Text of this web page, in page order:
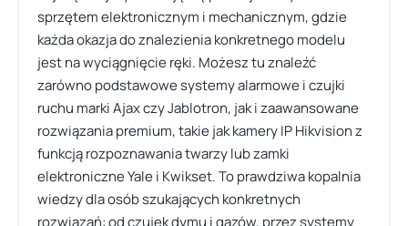
sprzętem elektronicznym i mechanicznym, gdzie
każda okazja do znalezienia konkretnego modelu
jest na wyciągnięcie ręki. Możesz tu znaleźć
zarówno podstawowe systemy alarmowe i czujki
ruchu marki Ajax czy Jablotron, jak i zaawansowane
rozwiązania premium, takie jak kamery IP Hikvision z
funkcją rozpoznawania twarzy lub zamki
elektroniczne Yale i Kwikset. To prawdziwa kopalnia
wiedzy dla osób szukających konkretnych
rozwiązań: od czujek dymu i gazów, przez systemy